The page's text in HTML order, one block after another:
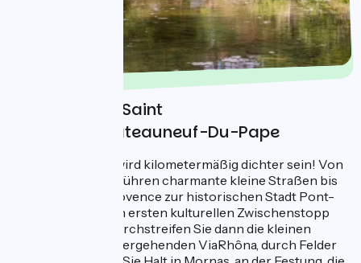
Tag 4 : Bourg Saint
Andréol - Chateauneuf-Du-Pape
Dieser letzte Tag wird kilometermäßig dichter sein! Von
Bourg-St-Andéol führen charmante kleine Straßen bis
an die Tore der Provence zur historischen Stadt Pont-
St-Esprit, die einen ersten kulturellen Zwischenstopp
darstellen wird. Durchstreifen Sie dann die kleinen
Straßen der vorübergehenden ViaRhôna, durch Felder